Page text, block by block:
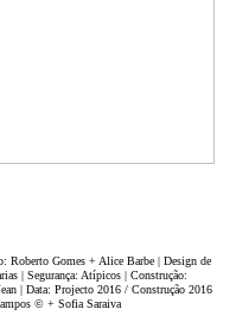
Roberto Gomes + Alice Barbe | Design de
| Segurança: Atípicos | Construção:
| Data: Projecto 2016 / Construção 2016
© + Sofia Saraiva